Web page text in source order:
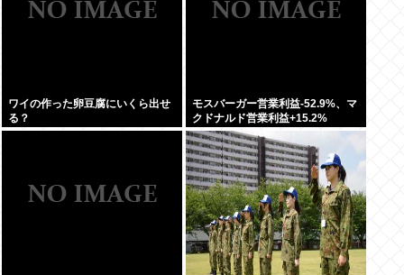
ワイの作った卵豆腐にいくら出せ
る？
モスバーガー営業利益-52.9%、マ
クドナルド営業利益+15.2%